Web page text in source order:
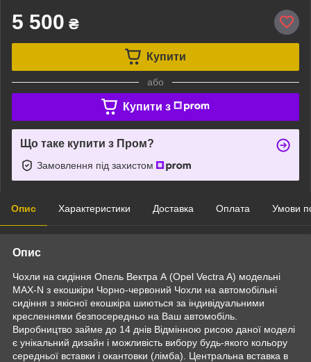
5 500 ₴
Купити
або
Купити з
Що таке купити з Пром?
Замовлення під захистом
Опис Характеристики Доставка Оплата Умови
Опис
Чохли на сидіння Опель Вектра А (Opel Vectra A) модельні
MAX-N з екошкіри Чорно-червоний Чохли на автомобільні
сидіння з якісної екошкіра шиються за індивідуальними
кресленнями безпосередньо на Ваш автомобіль.
Виробництво займе до 14 днів Відмінною рисою даної моделі
є унікальний дизайн і можливість вибору будь-якого кольору
середньої вставки і окантовки (лімба). Центральна вставка в